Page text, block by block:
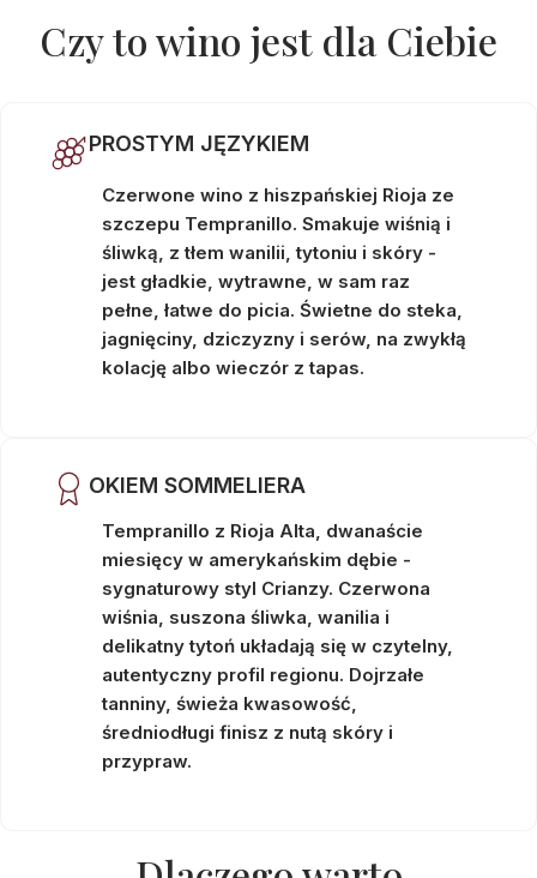
Czy to wino jest dla Ciebie
PROSTYM JĘZYKIEM
Czerwone wino z hiszpańskiej Rioja ze
szczepu Tempranillo. Smakuje wiśnią i
śliwką, z tłem wanilii, tytoniu i skóry -
jest gładkie, wytrawne, w sam raz
pełne, łatwe do picia. Świetne do steka,
jagnięciny, dziczyzny i serów, na zwykłą
kolację albo wieczór z tapas.
OKIEM SOMMELIERA
Tempranillo z Rioja Alta, dwanaście
miesięcy w amerykańskim dębie -
sygnaturowy styl Crianzy. Czerwona
wiśnia, suszona śliwka, wanilia i
delikatny tytoń układają się w czytelny,
autentyczny profil regionu. Dojrzałe
tanniny, świeża kwasowość,
średniodługi finisz z nutą skóry i
przypraw.